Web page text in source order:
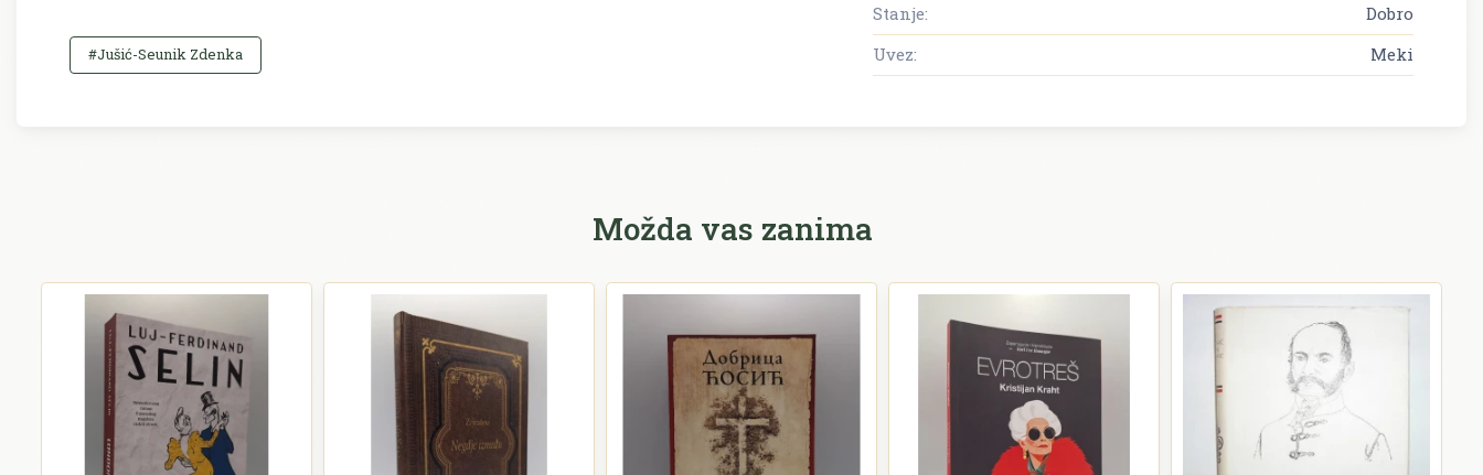
#Jušić-Seunik Zdenka
Stanje:
Dobro
Uvez:
Meki
Možda vas zanima